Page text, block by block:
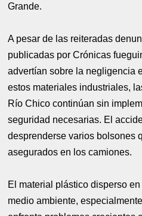
Grande.
A pesar de las reiteradas
publicadas por Crónicas
advertían sobre la negligencia
estos materiales industriales,
Río Chico continúan sin
seguridad necesarias. El
desprenderse varios bolsones
asegurados en los camiones.
El material plástico disperso
medio ambiente,